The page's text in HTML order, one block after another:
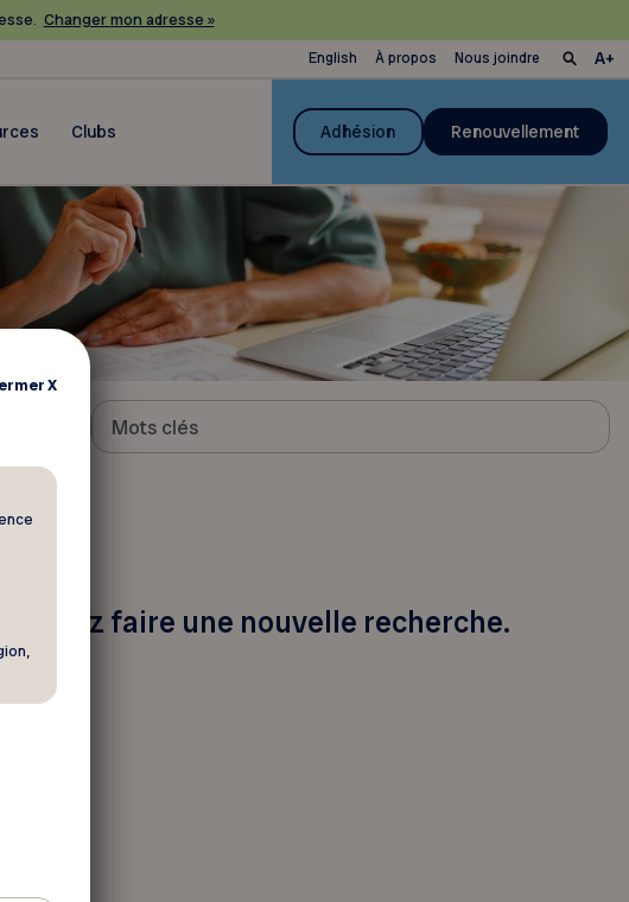
Changer mon adresse »
English À propos Nous joindre
Clubs Adhésion Renouvellement
faire une nouvelle recherche.
X